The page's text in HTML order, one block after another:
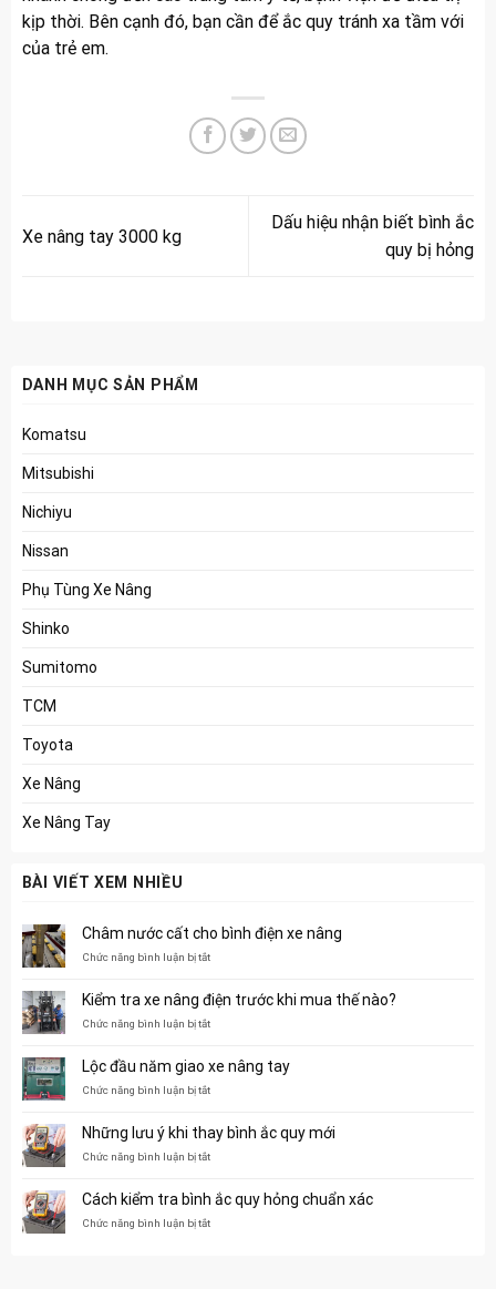
DANH MỤC SẢN PHẨM
Komatsu
Mitsubishi
Nichiyu
Nissan
Phụ Tùng Xe Nâng
Shinko
Sumitomo
TCM
Toyota
Xe Nâng
Xe Nâng Tay
BÀI VIẾT XEM NHIỀU
Châm nước cất cho bình điện xe nâng
Chức năng bình luận bị tắtở
cất
cho
xe
nâng
Kiểm tra xe nâng điện trước khi mua thế nào?
Chức năng bình luận bị tắtở
xe
nâng
khi
mua
Lộc đầu năm giao xe nâng tay
Chức năng bình luận bị tắtở
năm
giao
tay
Những lưu ý khi thay bình ắc quy mới
Chức năng bình luận bị tắtở
ý
khi
Cách kiểm tra bình ắc quy hỏng chuẩn xác
Chức năng bình luận bị tắtở
kịp thời. Bên cạnh đó, bạn cần để ắc quy tránh xa tầm với
của trẻ em.
Xe nâng tay 3000 kg
Dấu hiệu nhận biết bình ắc
quy bị hỏng